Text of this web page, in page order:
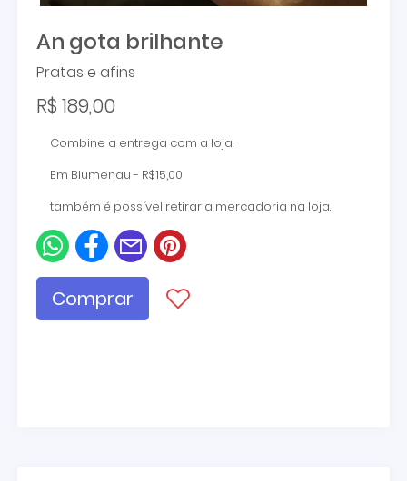
An gota brilhante
Pratas e afins
R$ 189,00
Combine a entrega com a loja.
Em Blumenau - R$15,00
também é possível retirar a mercadoria na loja.
Comprar